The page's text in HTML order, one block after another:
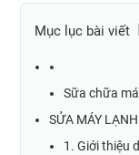
Mục lục bài viết
Sữa chữa
SỬA MÁY
1. Giới thiệu